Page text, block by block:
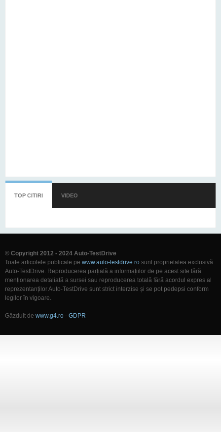
TOP CITIRI (TAB ACTIV)
VIDEO
© Copyright 2012 - 2024 Auto-TestDrive
Toate articolele publicate pe www.auto-testdrive.ro sunt proprietatea exclusivă
Auto-TestDrive. Reproducerea parțială a informațiilor de pe acest site fără
menționarea detaliată a sursei sau reproducerea totală fără acordul expres al
reprezentanților Auto-TestDrive sunt strict interzise și se pot pedepsi conform
legilor în vigoare.
Găzduit de www.g4.ro - GDPR